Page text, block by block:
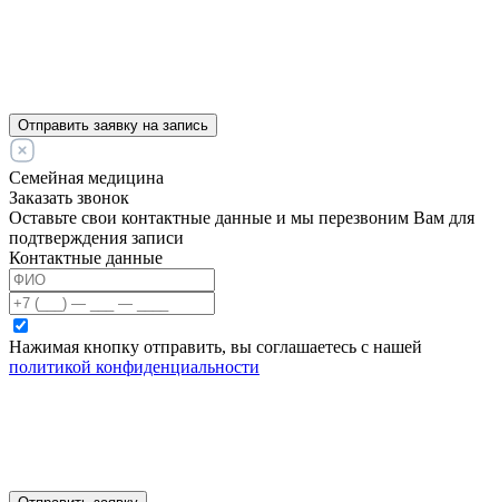
Отправить заявку на запись
Семейная медицина
Заказать звонок
Оставьте свои контактные данные и мы перезвоним Вам для
подтверждения записи
Контактные данные
Нажимая кнопку отправить, вы соглашаетесь с нашей
политикой конфиденциальности